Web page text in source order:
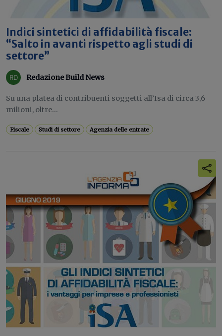
Indici sintetici di affidabilità fiscale:
“Salto in avanti rispetto agli studi di
settore”
Redazione Build News
Su una platea di contribuenti soggetti all’Isa di circa 3,6
milioni, oltre...
Fiscale Studi di settore Agenzia delle entrate